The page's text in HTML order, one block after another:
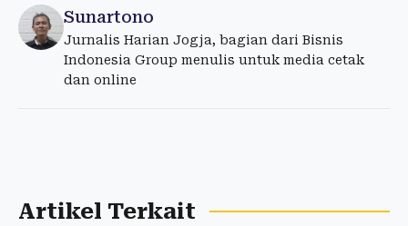
Sunartono
Jurnalis Harian Jogja, bagian dari Bisnis
Indonesia Group menulis untuk media cetak
dan online
Artikel Terkait